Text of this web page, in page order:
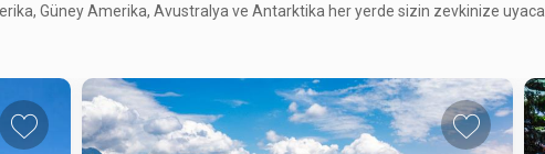
Güney Amerika, Avustralya ve Antarktika her yerde sizin zevkinize